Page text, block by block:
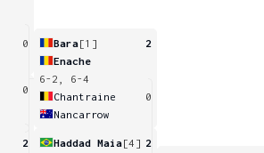
0
0
2
Bara[1]
2
Enache
6-2, 6-4
Chantraine
0
Nancarrow
Haddad Maia[4] 2